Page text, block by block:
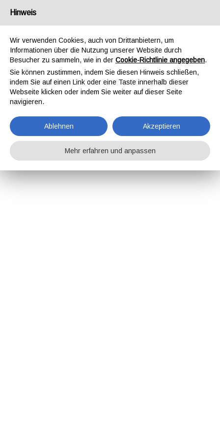
Hinweis
Wir verwenden Cookies, auch von Drittanbietern, um
Informationen über die Nutzung unserer Website durch
Besucher zu sammeln, wie in der Cookie-Richtlinie angegeben.
Sie können zustimmen, indem Sie diesen Hinweis schließen,
indem Sie auf einen Link oder eine Taste innerhalb dieser
Webseite klicken oder indem Sie weiter auf dieser Seite
navigieren.
Ablehnen Akzeptieren
Mehr erfahren und anpassen